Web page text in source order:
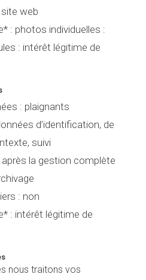
web
: photos individuelles :
: intérêt légitime de
: plaignants
d’identification, de
suivi
après la gestion complète
: non
: intérêt légitime de
nous traitons vos